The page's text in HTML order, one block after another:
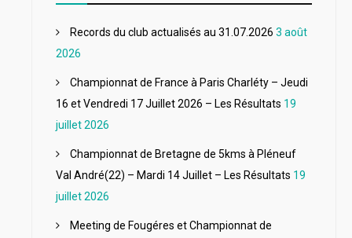
Records du club actualisés au 31.07.2026 3 août
2026
Championnat de France à Paris Charléty – Jeudi
16 et Vendredi 17 Juillet 2026 – Les Résultats 19
juillet 2026
Championnat de Bretagne de 5kms à Pléneuf
Val André(22) – Mardi 14 Juillet – Les Résultats 19
juillet 2026
Meeting de Fougéres et Championnat de